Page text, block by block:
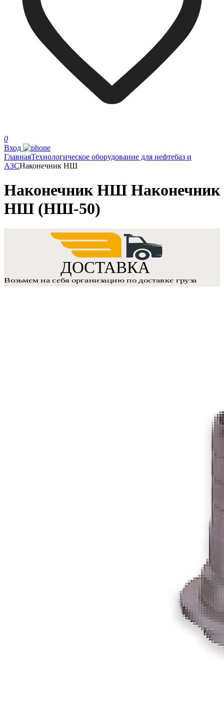
0
Вход
ГлавнаяТехнологическое оборудование для нефтебаз и
АЗСНаконечник НШ
Наконечник НШ Наконечник
НШ (НШ-50)